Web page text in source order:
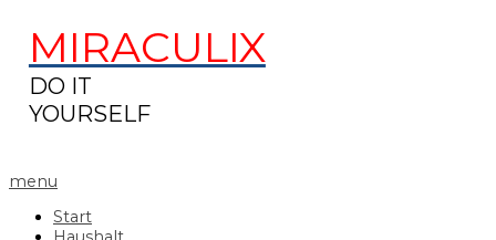
MIRACULIX
DO IT
YOURSELF
menu
Start